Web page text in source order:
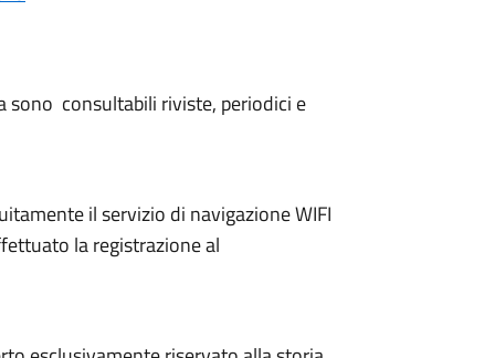
sono consultabili riviste, periodici e
il servizio di navigazione WIFI
la registrazione al